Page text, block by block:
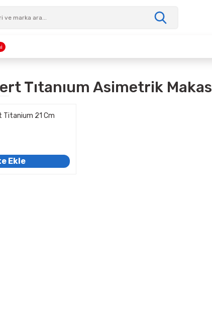
Tıtanıum Asimetrik Makas
Titanium 21 Cm
Ekle